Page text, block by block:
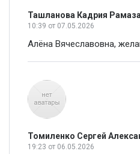
Ташланова Кадрия
10:39 от 07.05.2026
Алёна Вячеславовна,
Томиленко Сергей
19:23 от 06.05.2026